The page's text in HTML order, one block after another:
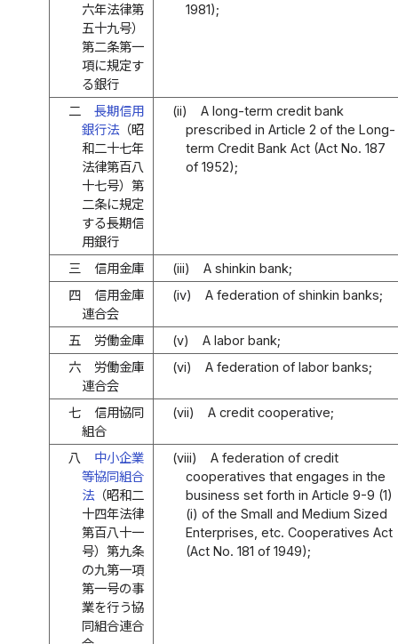
六年法律第
五十九号）
第二条第一
項に規定す
る銀行
1981);
二
長期信用
銀行法（昭
和二十七年
法律第百八
十七号）第
二条に規定
する長期信
用銀行
(ii)
A long-term credit bank
prescribed in Article 2 of the Long-
term Credit Bank Act (Act No. 187
of 1952);
三 信用金庫 (iii)
A shinkin bank;
四
信用金庫
連合会
(iv) A federation of shinkin banks;
五 労働金庫 (v)
A labor bank;
六
労働金庫
連合会
(vi) A federation of labor banks;
七
信用協同
組合
(vii) A credit cooperative;
八
中小企業
等協同組合
法（昭和二
十四年法律
第百八十一
号）第九条
の九第一項
第一号の事
業を行う協
同組合連合
(viii)
A federation of credit
cooperatives that engages in the
business set forth in Article 9-9 (1)
(i) of the Small and Medium Sized
Enterprises, etc. Cooperatives Act
(Act No. 181 of 1949);